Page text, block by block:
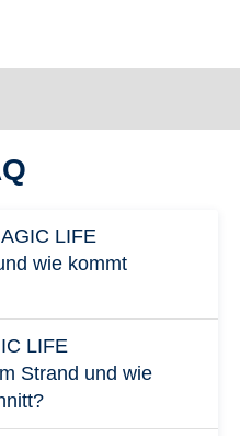
LIFE
wie kommt
liegt in
direkt an der
befindet sich
LIFE
Strand und wie